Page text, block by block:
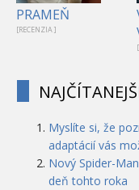
PRAMEŇ
[RECENZIA ]
Myslíte si, že
adaptácií vás
Nový Spider-
deň tohto roka